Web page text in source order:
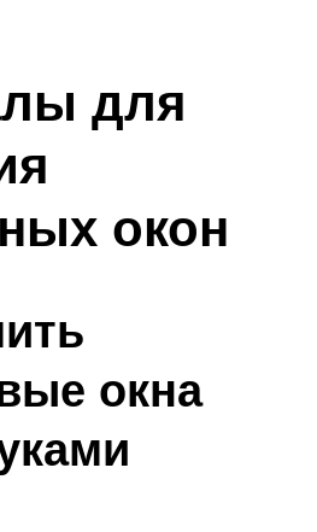
для
окон
окна